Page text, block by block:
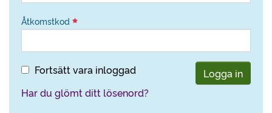
Åtkomstkod
Fortsätt vara inloggad
Logga in
Har du glömt ditt lösenord?